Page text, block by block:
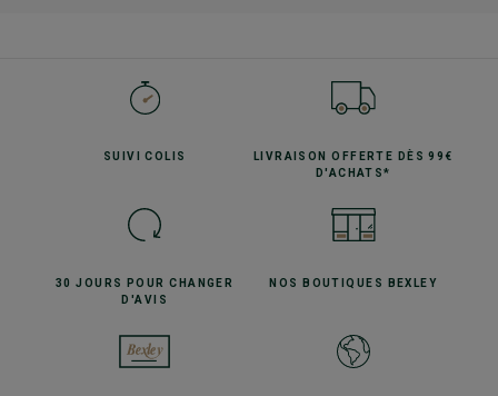
SUIVICOLIS LIVRAISON OFFERTE
DÈS 99€
D'ACHATS*
30 JOURS POURCHANGER
D'AVIS
NOS BOUTIQUES BEXLEY